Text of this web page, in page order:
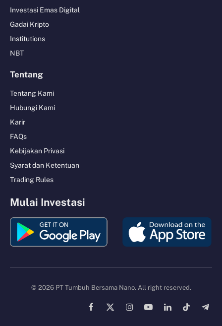
Investasi Emas Digital
Gadai Kripto
Institutions
NBT
Tentang
Tentang Kami
Hubungi Kami
Karir
FAQs
Kebijakan Privasi
Syarat dan Ketentuan
Trading Rules
Mulai Investasi
© 2026 PT Tumbuh Bersama Nano. All right reserved.
Facebook
X
InstagramYouTubeLinkedInTikTok